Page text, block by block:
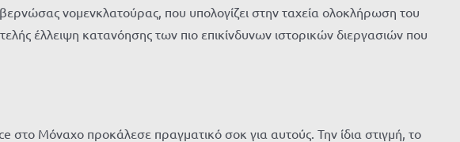
νομενκλατούρας, που υπολογίζει στην ταχεία ολοκλήρωση του
έλλειψη κατανόησης των πιο επικίνδυνων ιστορικών διεργασιών που
Μόναχο προκάλεσε πραγματικό σοκ για αυτούς. Την ίδια στιγμή, το